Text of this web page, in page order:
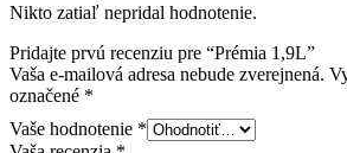
Nikto zatiaľ nepridal hodnotenie.
Pridajte prvú recenziu pre “Prémia 1,9L”
Vaša e-mailová adresa nebude zverejnená.
označené *
Vaše hodnotenie *